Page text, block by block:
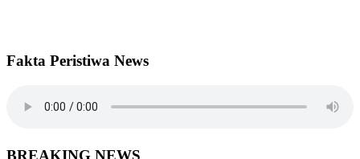
Fakta Peristiwa News
BREAKING NEWS